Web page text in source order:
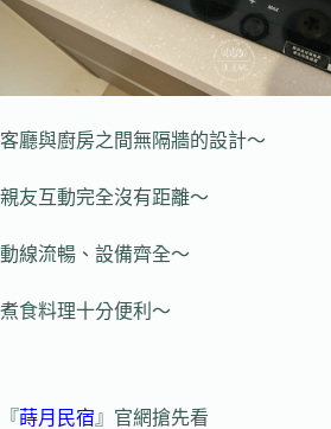
客廳與廚房之間無隔牆的設計～
親友互動完全沒有距離～
動線流暢、設備齊全～
煮食料理十分便利～
『蒔月民宿 』官網搶先看